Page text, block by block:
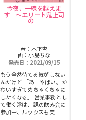
今夜、一線を越えま
す 〜エリート鬼上司
の…
著：木下杏
画：小島ちな
発売日：2021/09/15
もう全然待てる気がしない
んだけど 「あーやばい。か
わいすぎてめちゃくちゃに
したくなる」 営業事務とし
て働く澪は、課の飲み会に
参加中、ルックスも実…